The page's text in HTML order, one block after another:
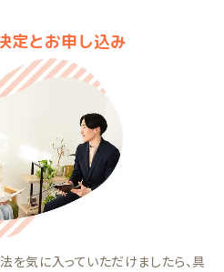
定とお申し込み
を気に入っていただけましたら、具